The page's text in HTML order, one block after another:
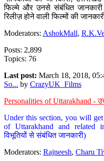
फिल्मे और उनसे संबंधित
रिलीज़ होने वाली फिल्मों की
Moderators: AshokMall,
Posts: 2,899
Topics: 76
Last post: March 18, 2018,
So... by CrazyUK_Films
Personalities of Uttarakhand -
Under this section, you will
of Uttarakhand and related
विभूतियों से संबंधित जानकारी)
Moderators: Rajneesh, Charu